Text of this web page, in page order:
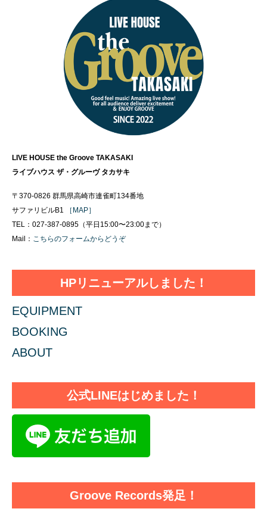
LIVE HOUSE the Groove TAKASAKI
ライブハウス ザ・グルーヴ タカサキ
〒370-0826 群馬県高崎市連雀町134番地
サファリビルB1 ［MAP］
TEL：027-387-0895（平日15:00〜23:00まで）
Mail： こちらのフォームからどうぞ
HPリニューアルしました！
EQUIPMENT
BOOKING
ABOUT
公式LINEはじめました！
Groove Records発足！